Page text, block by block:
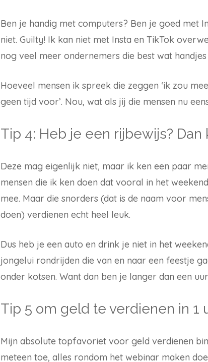
Ben je handig met computers? Ben je goed met
niet. Guilty! Ik kan niet met Insta en TikTok
nog veel meer ondernemers die best wat
Hoeveel mensen ik spreek die zeggen ‘ik zou
geen tijd voor’. Nou, wat als jij die mensen nu
Tip 4: Heb je een rijbewijs?
Deze mag eigenlijk niet, maar ik ken een paar
mensen die ik ken doen dat vooral in het
mee. Maar die snorders (dat is de naam voor
doen) verdienen echt heel leuk.
Dus heb je een auto en drink je niet in het
jongelui rondrijden die van en naar een feestje
onder kotsen. Want dan ben je langer dan een
Tip 5 om geld te verdienen in 1
Mijn absolute topfavoriet voor geld verdienen
meteen toe, alles rondom het webinar maken